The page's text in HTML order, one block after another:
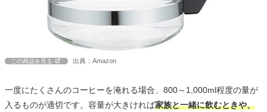
この商品を見る 出典：Amazon
一度にたくさんのコーヒーを淹れる場合、800～1,000ml程度の量が
入るものが適切です。容量が大きければ家族と一緒に飲むときや、